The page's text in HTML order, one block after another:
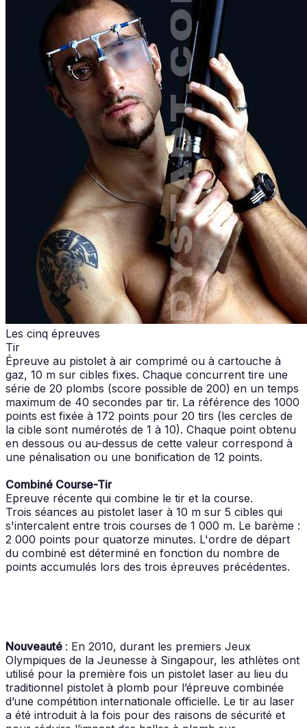
Les cinq épreuves
Tir
Épreuve au pistolet à air comprimé ou à cartouche à
gaz, 10 m sur cibles fixes. Chaque concurrent tire une
série de 20 plombs (score possible de 200) en un temps
maximum de 40 secondes par tir. La référence des 1000
points est fixée à 172 points pour 20 tirs (les cercles de
la cible sont numérotés de 1 à 10). Chaque point obtenu
en dessous ou au-dessus de cette valeur correspond à
une pénalisation ou une bonification de 12 points.
Combiné Course-Tir
Epreuve récente qui combine le tir et la course.
Trois séances au pistolet laser à 10 m sur 5 cibles qui
s'intercalent entre trois courses de 1 000 m. Le barème :
2 000 points pour quatorze minutes. L'ordre de départ
du combiné est déterminé en fonction du nombre de
points accumulés lors des trois épreuves précédentes.
Nouveauté : En 2010, durant les premiers Jeux
Olympiques de la Jeunesse à Singapour, les athlètes ont
utilisé pour la première fois un pistolet laser au lieu du
traditionnel pistolet à plomb pour l’épreuve combinée
d’une compétition internationale officielle. Le tir au laser
a été introduit à la fois pour des raisons de sécurité et